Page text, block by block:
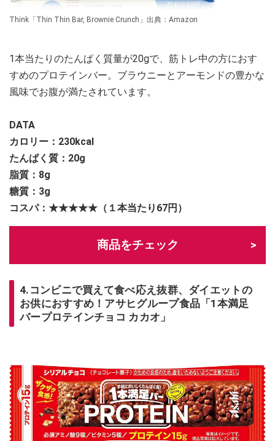
Think「Thin Thin Bar, Brownie Crunch」出典：Amazon
1本当たりのたんぱく質量が20gで、筋トレ中の方におす
すめのプロテインバー。ブラウニーとアーモンドの豊かな
風味でお腹が満たされています。
DATA
カロリー： 230kcal
たんぱく質：20g
脂質：8g
糖質：3g
コスパ：★★★★★（１本当たり67円）
商品をチェック
4.コンビニで買えて食べ応え抜群、ダイエットの
お供におすすめ！アサヒグループ食品「1本満足
バープロテインチョコ カカオ」